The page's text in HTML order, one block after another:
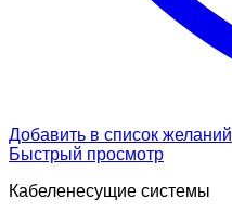
Добавить в список желаний
Быстрый просмотр
Кабеленесущие системы